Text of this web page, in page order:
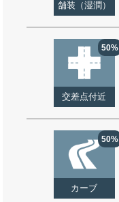
舗装（湿潤）
50%
交差点付近
50%
カーブ